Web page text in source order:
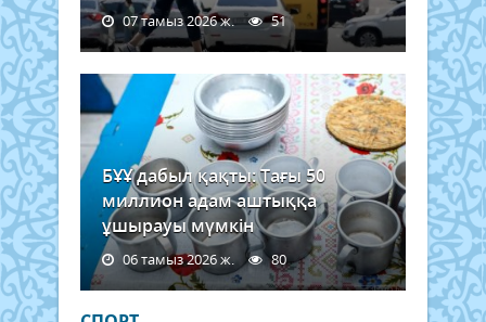
07 тамыз 2026 ж. 51
БҰҰ дабыл қақты: Тағы 50
миллион адам аштыққа
ұшырауы мүмкін
06 тамыз 2026 ж. 80